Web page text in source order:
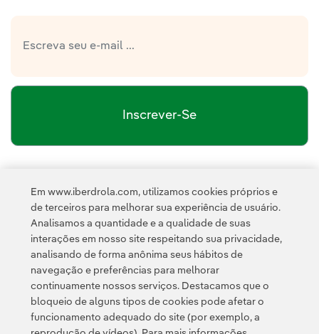
Inscrever-Se
Esta página é protegida pelo reCAPTCHA e pela Política de
Privacidade
Termos de Serviço do Google
Contato Clientes Política de Privacidade Informação legal
Em www.iberdrola.com, utilizamos cookies próprios e
de terceiros para melhorar sua experiência de usuário.
Analisamos a quantidade e a qualidade de suas
interações em nosso site respeitando sua privacidade,
analisando de forma anônima seus hábitos de
navegação e preferências para melhorar
continuamente nossos serviços. Destacamos que o
bloqueio de alguns tipos de cookies pode afetar o
funcionamento adequado do site (por exemplo, a